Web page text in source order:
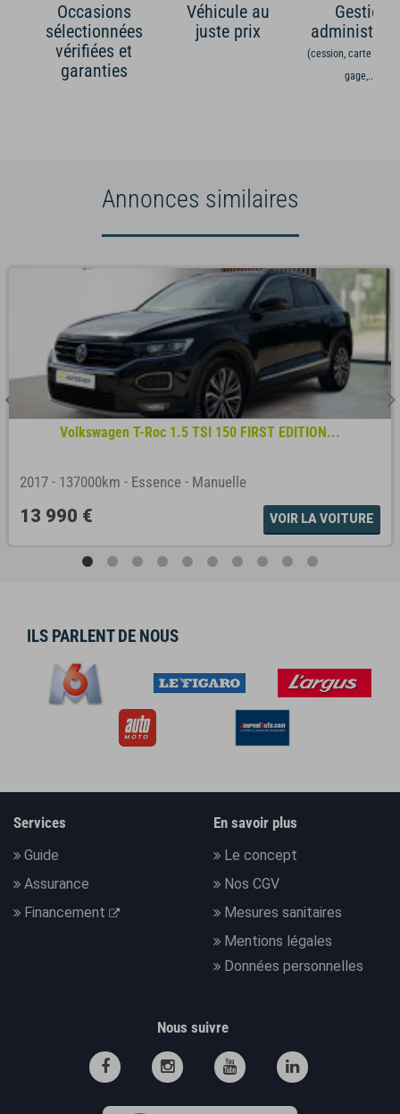
Occasions
sélectionnées
vérifiées et
garanties
Véhicule au
juste prix
Gestion
(cession, carte grise,
gage,...)
Annonces similaires
Volkswagen T-Roc 1.5 TSI 150 FIRST EDITION...
2017 - 137000km - Essence - Manuelle
13 990 € VOIR LA VOITURE
ILS PARLENT DE NOUS
Services
Guide
Assurance
Financement
En savoir plus
Le concept
Nos CGV
Mesures sanitaires
Mentions légales
Données personnelles
Nous suivre